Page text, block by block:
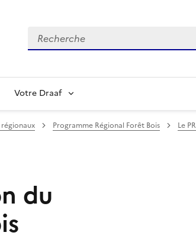
Recherche
Votre Draaf
Programme Régional Forêt Bois Le
du